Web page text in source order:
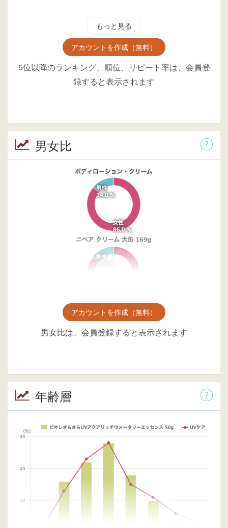
もっと見る
アカウントを作成（無料）
5位以降のランキング、順位、リピート率は、会員登
録すると表示されます
男女比
アカウントを作成（無料）
男女比は、会員登録すると表示されます
年齢層